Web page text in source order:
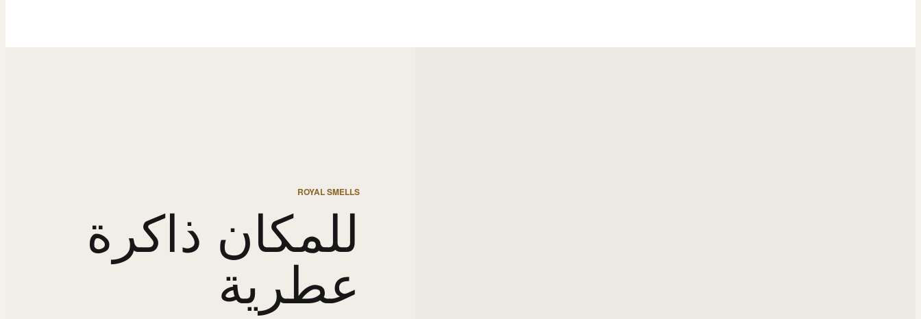
ROYAL SMELLS
للمكان ذاكرة
عطرية